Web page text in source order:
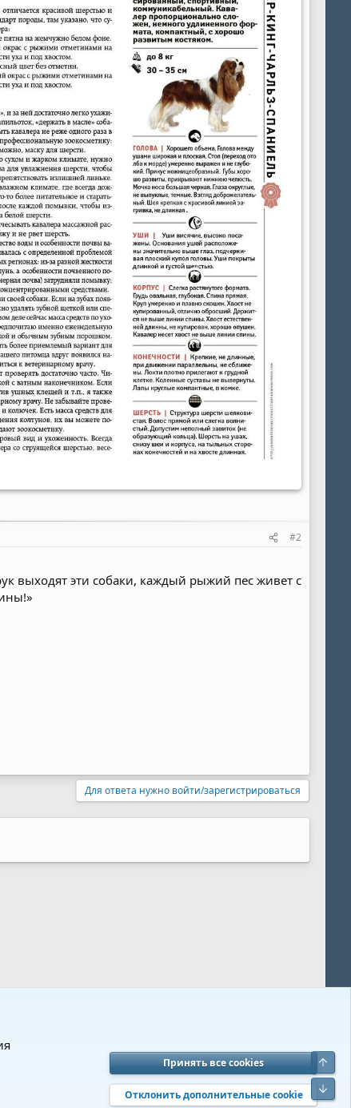
#2
выходят эти собаки, каждый рыжий пес живет с
Для ответа нужно войти/зарегистрироваться
Политика конфиденциальности Помощь
R
S
Принять все cookies
Отклонить дополнительные cookie